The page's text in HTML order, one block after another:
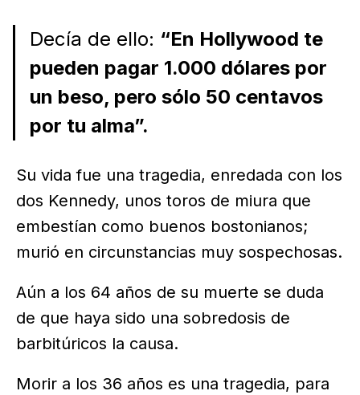
Decía de ello: “En Hollywood te
pueden pagar 1.000 dólares por
un beso, pero sólo 50 centavos
por tu alma”.
Su vida fue una tragedia, enredada con los
dos Kennedy, unos toros de miura que
embestían como buenos bostonianos;
murió en circunstancias muy sospechosas.
Aún a los 64 años de su muerte se duda
de que haya sido una sobredosis de
barbitúricos la causa.
Morir a los 36 años es una tragedia, para